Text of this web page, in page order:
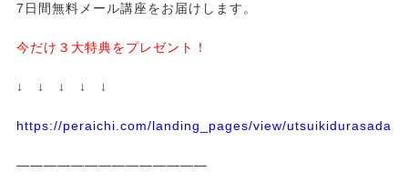
7日間無料メール講座をお届けします。
今だけ３大特典をプレゼント！
↓ ↓ ↓ ↓ ↓
https://peraichi.com/landing_pages/view/
——————————————